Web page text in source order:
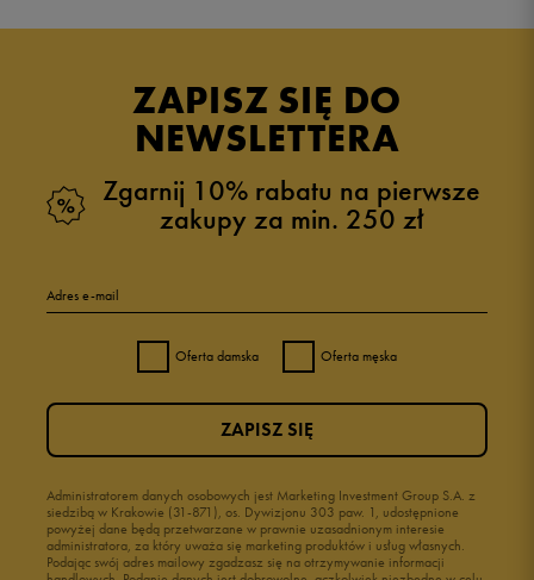
5.0
zebranych i zweryfikowanych przez
4 0%
1 0%
ZAPISZ SIĘ DO
NEWSLETTERA
Zgarnij 10% rabatu na pierwsze
zakupy za min. 250 zł
Adres e-mail
Oferta damska Oferta męska
Administratorem danych osobowych jest Marketing Investment Group S.A. z
siedzibą w Krakowie (31-871), os. Dywizjonu 303 paw. 1, udostępnione
powyżej dane będą przetwarzane w prawnie uzasadnionym interesie
administratora, za który uważa się marketing produktów i usług własnych.
Podając swój adres mailowy zgadzasz się na otrzymywanie informacji
ZAPISZ SIĘ